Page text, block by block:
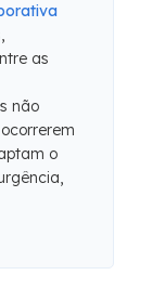
as
não
o